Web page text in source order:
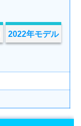
2022年モデル